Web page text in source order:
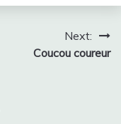
Next:
Coucou coureur